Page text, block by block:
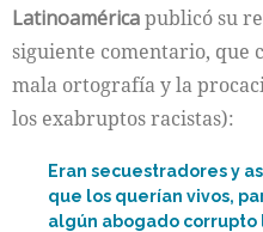
Latinoaméricapublicó su
siguiente comentario, que
mala ortografía y la
los exabruptos racistas):
Eran secuestradores y
que los querían vivos,
algún abogado corrupto